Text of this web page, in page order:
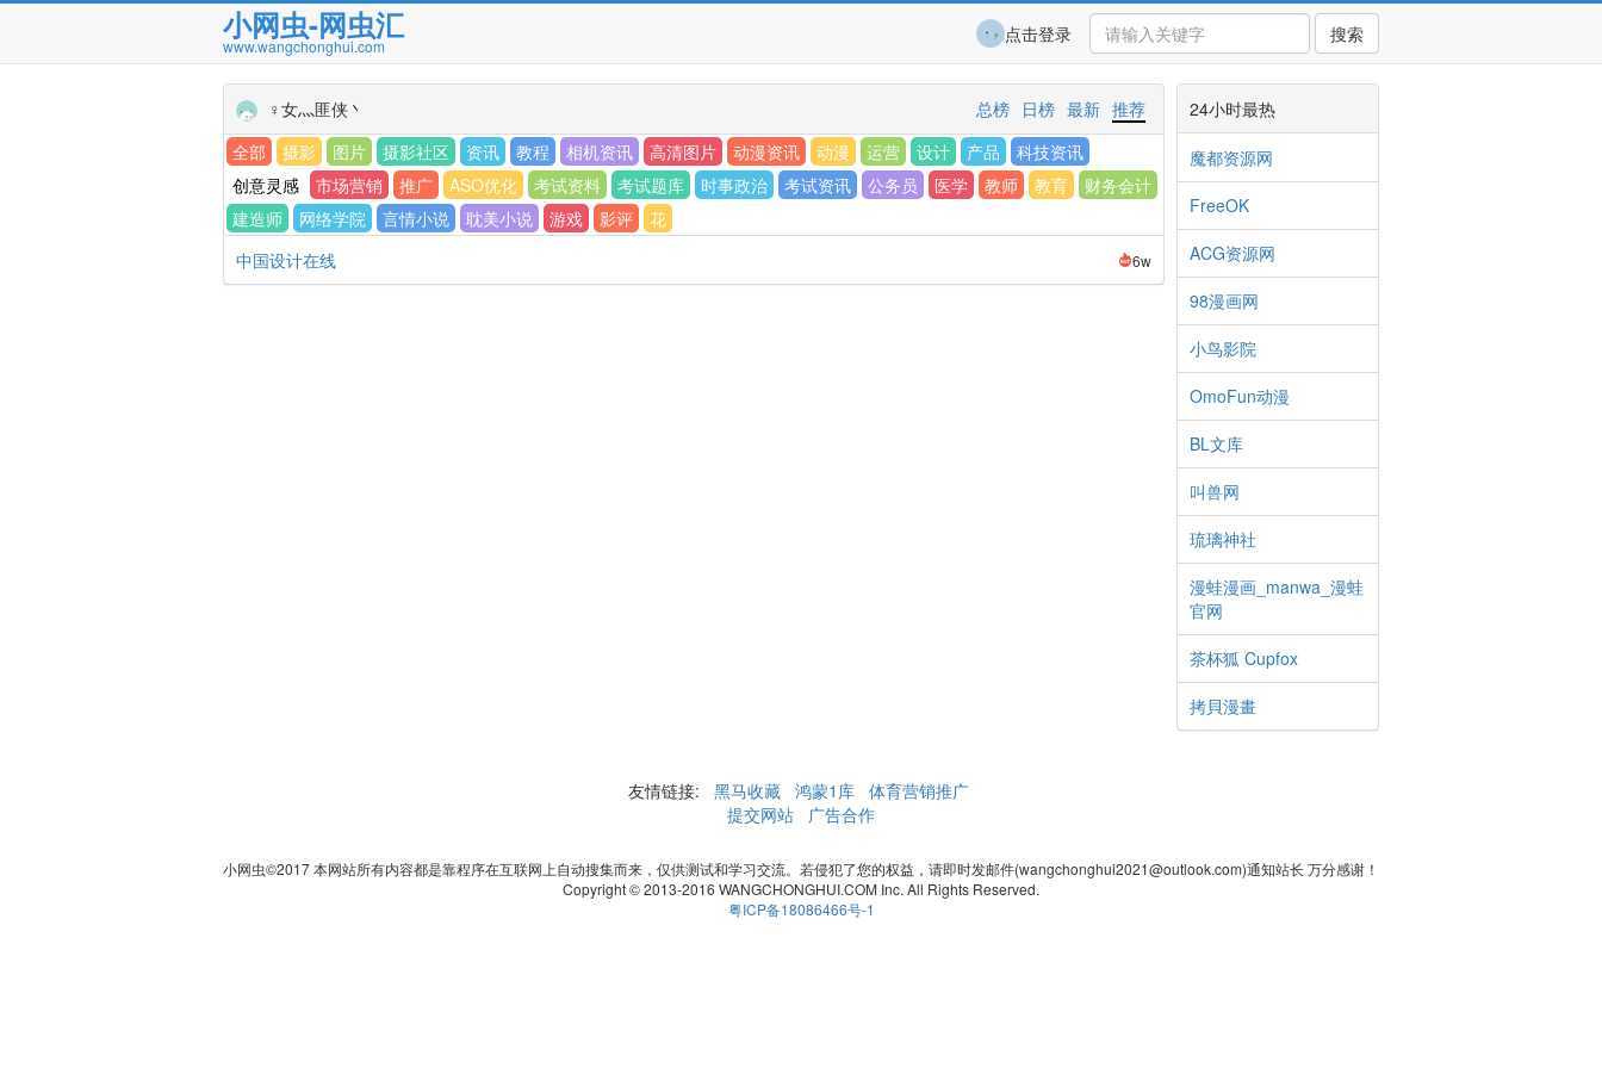
小网虫-网虫汇
www.wangchonghui.com 搜索
点击登录
♀女灬匪侠丶 推荐
最新
日榜
总榜
全部
摄影 图片 摄影社区 资讯 教程 相机资讯 高清图片 动漫资讯 动漫 运营 设计 产品
科技资讯
创意灵感
市场营销 推广 ASO优化 考试资料 考试题库 时事政治 考试资讯 公务员 医学 教师 教育
财务会计
建造师
网络学院 言情小说 耽美小说 游戏 影评
花
中国设计在线
6w
24小时最热
魔都资源网
FreeOK
ACG资源网
98漫画网
小鸟影院
OmoFun动漫
BL文库
叫兽网
琉璃神社
漫蛙漫画_manwa_漫蛙
官网
茶杯狐 Cupfox
拷貝漫畫
友情链接: 黑马收藏 鸿蒙1库 体育营销推广
提交网站
广告合作
小网虫©2017 本网站所有内容都是靠程序在互联网上自动搜集而来，仅供测试和学习交流。若侵犯了您的权益，请即时发邮件(wangchonghui2021@outlook.com)通知站长 万分感谢！
Copyright © 2013-2016 WANGCHONGHUI.COM Inc. All Rights Reserved.
粤ICP备18086466号-1